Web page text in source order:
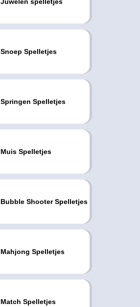
Snoep Spelletjes
Springen Spelletjes
Muis Spelletjes
Bubble Shooter Spelletjes
Mahjong Spelletjes
Match Spelletjes